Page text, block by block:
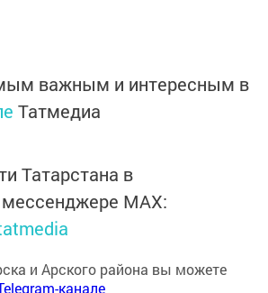
важным и интересным в
Татмедиа
Татарстана в
MАХ:
и Арского района вы можете
канале